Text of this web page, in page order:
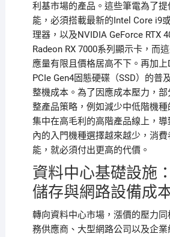
利基市場的產品。這些筆電為了
能，必須搭載最新的Intel Core i9
理器，以及NVIDIA GeForce RTX
Radeon RX 7000系列顯示卡，而
應量有限且價格居高不下。再加上
PCIe Gen4固態硬碟（SSD）的普
整機成本。為了因應成本壓力，部
整產品策略，例如減少中低階機
集中在高毛利的高階產品線上，
內的入門機種選擇越來越少，消
能，就必須付出更高的代價。
資料中心基礎設施
儲存與網路設備成
轉向資料中心市場，漲價的壓力
務供應商、大型網路公司以及企